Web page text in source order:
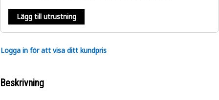
Lägg till utrustning
Logga in för att visa ditt kundpris
Beskrivning